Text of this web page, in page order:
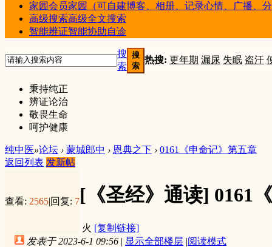
家园会员家园（可自建博客、相册、记录心情、广播、
高级搜索高级全文搜索
智能辨证智能协助自诊
搜
索
搜
索
热搜: 更年期 漏尿 失眠 盗汗
秉持纯正
辨证论治
敬畏生命
呵护健康
纯中医»论坛 › 蒙城郎中 › 恩典之下 › 0161《申命记》第五章
返回列表 发新帖
查看: 2565|回复: 7[《圣经》通读] 0161
火 [复制链接]
发表于 2023-6-1 09:56 | 显示全部楼层 |阅读模式